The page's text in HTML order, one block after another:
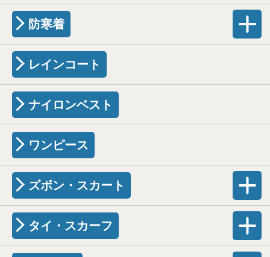
防寒着
レインコート
ナイロンベスト
ワンピース
ズボン・スカート
タイ・スカーフ